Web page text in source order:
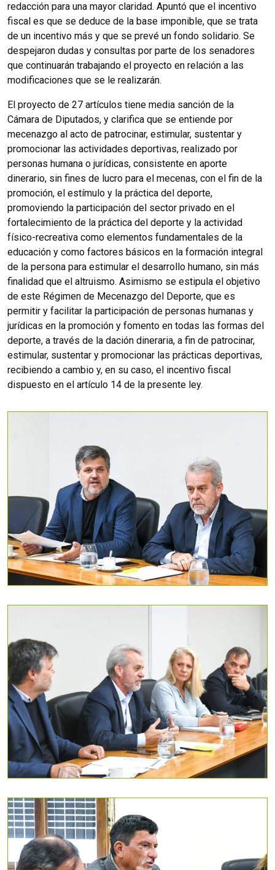
redacción para una mayor claridad. Apuntó que el incentivo
fiscal es que se deduce de la base imponible, que se trata
de un incentivo más y que se prevé un fondo solidario. Se
despejaron dudas y consultas por parte de los senadores
que continuarán trabajando el proyecto en relación a las
modificaciones que se le realizarán.
El proyecto de 27 artículos tiene media sanción de la
Cámara de Diputados, y clarifica que se entiende por
mecenazgo al acto de patrocinar, estimular, sustentar y
promocionar las actividades deportivas, realizado por
personas humana o jurídicas, consistente en aporte
dinerario, sin fines de lucro para el mecenas, con el fin de la
promoción, el estímulo y la práctica del deporte,
promoviendo la participación del sector privado en el
fortalecimiento de la práctica del deporte y la actividad
físico-recreativa como elementos fundamentales de la
educación y como factores básicos en la formación integral
de la persona para estimular el desarrollo humano, sin más
finalidad que el altruismo. Asimismo se estipula el objetivo
de este Régimen de Mecenazgo del Deporte, que es
permitir y facilitar la participación de personas humanas y
jurídicas en la promoción y fomento en todas las formas del
deporte, a través de la dación dineraria, a fin de patrocinar,
estimular, sustentar y promocionar las prácticas deportivas,
recibiendo a cambio y, en su caso, el incentivo fiscal
dispuesto en el artículo 14 de la presente ley.